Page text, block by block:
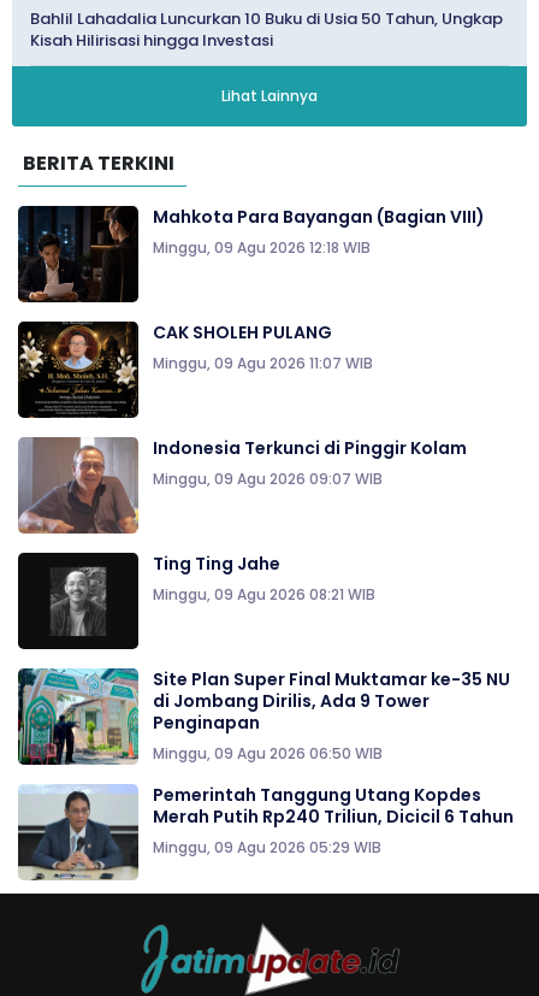
Bahlil Lahadalia Luncurkan 10 Buku di Usia 50 Tahun, Ungkap
Kisah Hilirisasi hingga Investasi
Lihat Lainnya
BERITA TERKINI
Mahkota Para Bayangan (Bagian VIII)
Minggu, 09 Agu 2026 12:18 WIB
CAK SHOLEH PULANG
Minggu, 09 Agu 2026 11:07 WIB
Indonesia Terkunci di Pinggir Kolam
Minggu, 09 Agu 2026 09:07 WIB
Ting Ting Jahe
Minggu, 09 Agu 2026 08:21 WIB
Site Plan Super Final Muktamar ke-35 NU
di Jombang Dirilis, Ada 9 Tower
Penginapan
Minggu, 09 Agu 2026 06:50 WIB
Pemerintah Tanggung Utang Kopdes
Merah Putih Rp240 Triliun, Dicicil 6 Tahun
Minggu, 09 Agu 2026 05:29 WIB